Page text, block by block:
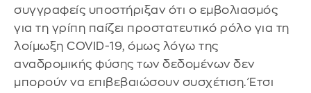
συγγραφείς υποστήριξαν ότι ο εμβολιασμός
για τη γρίπη παίζει προστατευτικό ρόλο για τη
λοίμωξη COVID-19, όμως λόγω της
αναδρομικής φύσης των δεδομένων δεν
μπορούν να επιβεβαιώσουν συσχέτιση. Έτσι